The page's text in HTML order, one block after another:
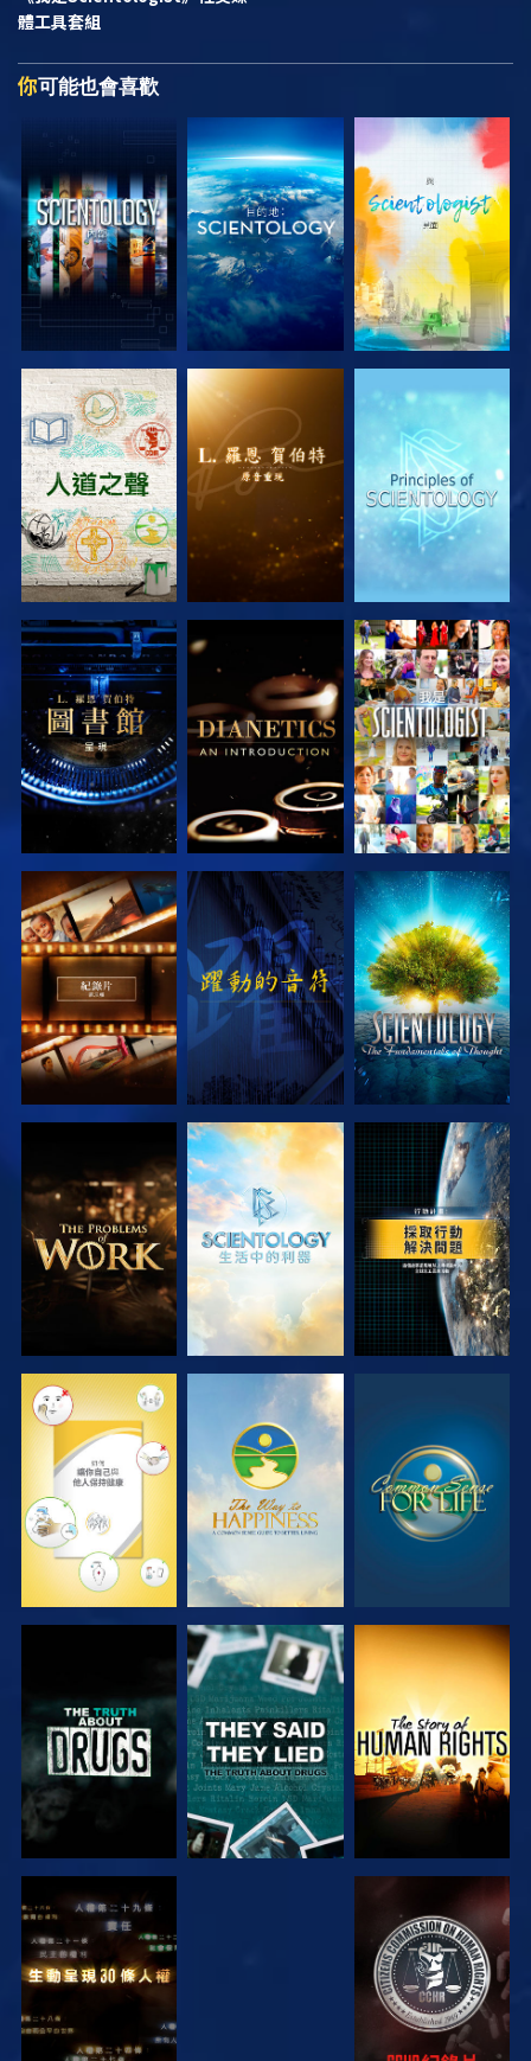
體工具套組
你可能也會喜歡
探索系列節目 探索系列節目 探索系列節目
探索系列節目 探索系列節目 觀看
探索系列節目 觀看 探索系列節目
探索系列節目 探索系列節目 觀看
觀看 觀看 觀看
觀看 觀看 觀看
觀看 觀看